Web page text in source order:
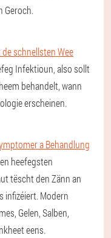
Geroch.
schnellsten Wee
Infektioun, also sollt
behandelt, wann
erscheinen.
a Behandlung
heefegsten
tëscht den Zänn an
infizéiert. Modern
Gelen, Salben,
eens.